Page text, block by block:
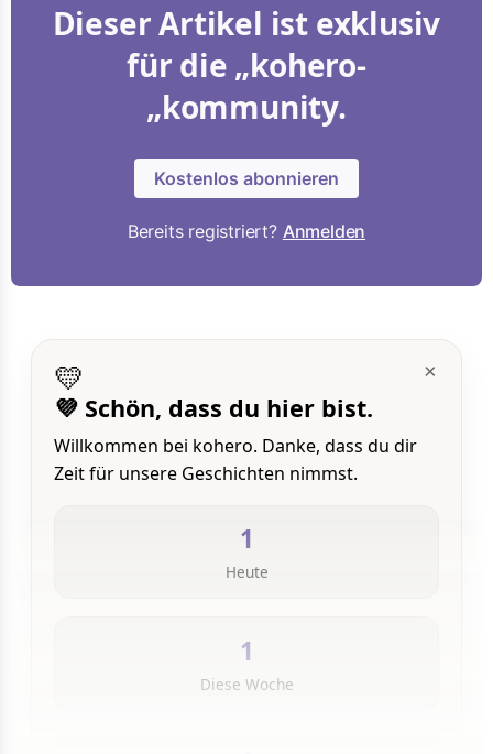
Dieser Artikel ist exklusiv
für die „kohero-
„kommunity.
Kostenlos abonnieren
Bereits registriert? Anmelden
×
💛
💜 Schön, dass du hier bist.
Willkommen bei kohero. Danke, dass du dir
Zeit für unsere Geschichten nimmst.
1
Heute
1
Diese Woche